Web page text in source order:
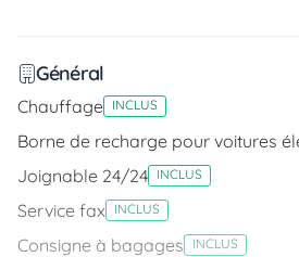
Général
Chauffage INCLUS
Borne de recharge pour voitures
Joignable 24/24 INCLUS
Service fax INCLUS
Consigne à bagages INCLUS